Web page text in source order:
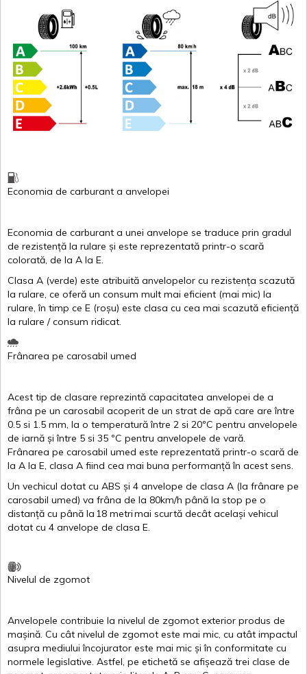
Economia de carburant a anvelopei
Economia de carburant a unei anvelope se traduce prin gradul
de rezistență la rulare și este reprezentată printr-o scară
colorată, de la A la E.
Clasa A (verde) este atribuită anvelopelor cu rezistența scazută
la rulare, ce oferă un consum mult mai eficient (mai mic) la
rulare,în timp ce E (roșu) este clasa cu cea mai scazută eficiență
la rulare /consum ridicat.
Frânarea pe carosabil umed
Acest tip de clasare reprezintă capacitatea anvelopei de a
frâna pe un carosabil acoperit de un strat de apă care areîntre
0.5 si 1.5 mm, la o temperatură între 2 si 20ºC pentru anvelopele
de iarnă și între 5 si 35 ºC pentru anvelopele de vară.
Frânarea pe carosabil umed este reprezentată printr-o scară de
la A la E, clasa A fiind cea mai buna performanță în acest sens.
Un vechicul dotat cu ABS și 4 anvelope de clasa A (la frânare pe
carosabil umed) va frâna de la 80km/h până la stop pe o
distanță cu până la 18 metrimai scurtă decât același vehicul
dotat cu 4 anvelope de clasa E.
Nivelul de zgomot
Anvelopele contribuie la nivelul de zgomot exterior produs de
mașină. Cu cât nivelul de zgomot este mai mic, cu atât impactul
asupra mediului încojurator este mai mic și în conformitate cu
normele legislative. Astfel, pe etichetă se afișează trei clase de